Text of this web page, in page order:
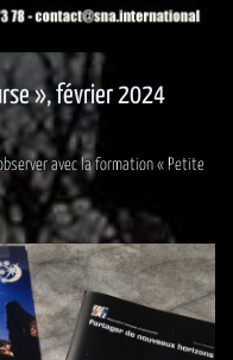
», février 2024
avec la formation « Petite